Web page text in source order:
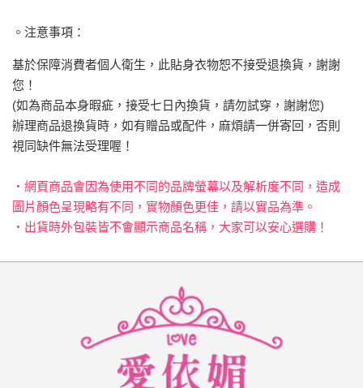
。注意事項：
基於保障消費者個人衛生，此貼身衣物恕不接受退換貨，謝謝
您！
(如為商品本身暇疵，接受七日內換貨，請勿試穿，謝謝您)
辦理商品退換貨時，如有贈品或配件，麻煩請一併寄回，否則
視同缺件無法受理喔！
‧網頁商品會因為使用不同的品牌螢幕以及解析度不同，造成
圖片顏色呈現略有不同，實物顏色更佳，請以實品為準。
‧出貨時外包裝皆不會顯示商品名稱，大家可以安心選購！